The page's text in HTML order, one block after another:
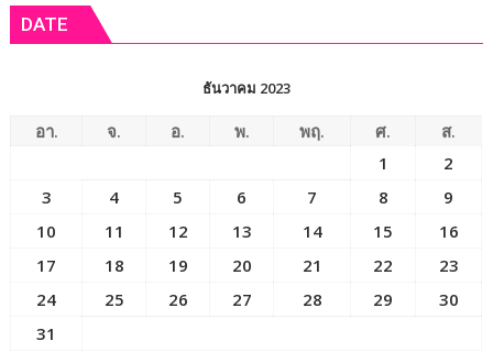
DATE
ธันวาคม 2023
อา. จ. อ. พ. พฤ. ศ.
ส.
1
2
3
4 5 6 7 8
9
10
11 12 13 14 15
16
17
18 19 20 21 22
23
24
25 26 27 28 29
30
31